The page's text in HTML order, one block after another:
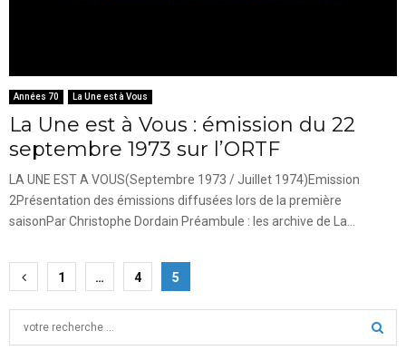
Années 70 La Une est à Vous
La Une est à Vous : émission du 22
septembre 1973 sur l’ORTF
LA UNE EST A VOUS(Septembre 1973 / Juillet 1974)Emission
2Présentation des émissions diffusées lors de la première
saisonPar Christophe Dordain Préambule : les archive de La...
Pagination
des
publications
1 … 4 5